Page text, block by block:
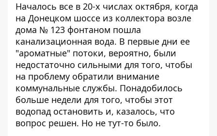
Началось все в 20-х числах октября, когда
на Донецком шоссе из коллектора возле
дома № 123 фонтаном пошла
канализационная вода. В первые дни ее
"ароматные" потоки, вероятно, были
недостаточно сильными для того, чтобы
на проблему обратили внимание
коммунальные службы. Понадобилось
больше недели для того, чтобы этот
водопад остановить и, казалось, что
вопрос решен. Но не тут-то было.